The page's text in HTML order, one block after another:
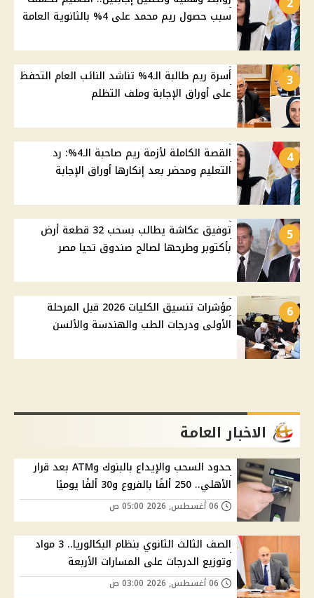
سبب حصول ريم محمد على 4% بالثانوية العامة
3
أسرة ريم طالبة الـ4% تناشد النائب العام التحفظ
على أوراق الإجابة وملف التظلم
4
القصة الكاملة لأزمة ريم صاحبة الـ4%: رد
التعليم ومحضر بعد إنكارها أوراق الإجابة
5
توفيق عكاشة يطالب بسحب 32 قطعة أرض
بأكتوبر وطرحها لصالح صندوق تحيا مصر
6
مؤشرات تنسيق الكليات 2026 قبل المرحلة
الأولى ودرجات الطب والهندسة والألسن
الاخبار العامة
حدود السحب والإيداع بالبنوك وATM بعد قرار
الأهلي.. 250 ألفًا بالفروع و30 ألفًا يوميًا
الصف الثالث الثانوي بنظام البكالوريا.. 3 مواد
وتوزيع الدرجات على المسارات الأربعة